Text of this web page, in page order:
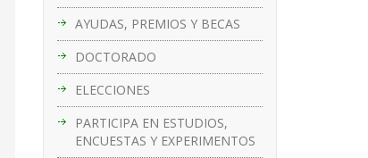
AYUDAS, PREMIOS Y BECAS
DOCTORADO
ELECCIONES
PARTICIPA EN ESTUDIOS,
ENCUESTAS Y EXPERIMENTOS